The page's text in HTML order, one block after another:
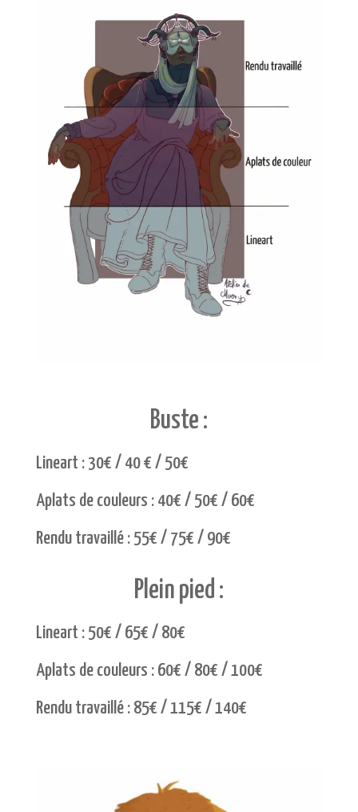
Buste :
Lineart : 30€ / 40 € / 50€
Aplats de couleurs : 40€ / 50€ / 60€
Rendu travaillé : 55€ / 75€ / 90€
Plein pied :
Lineart : 50€ / 65€ / 80€
Aplats de couleurs : 60€ / 80€ / 100€
Rendu travaillé : 85€ / 115€ / 140€